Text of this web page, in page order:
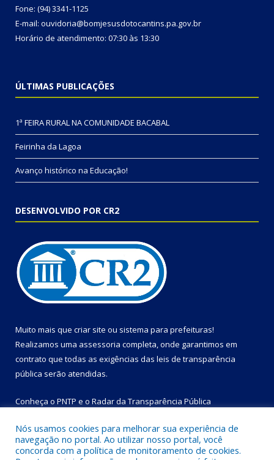
Fone: (94) 3341-1125
E-mail: ouvidoria@bomjesusdotocantins.pa.gov.br
Horário de atendimento: 07:30 às 13:30
ÚLTIMAS PUBLICAÇÕES
1ª FEIRA RURAL NA COMUNIDADE BACABAL
Feirinha da Lagoa
Avanço histórico na Educação!
DESENVOLVIDO POR CR2
Muito mais que criar site ou sistema para prefeituras!
Realizamos uma assessoria completa, onde garantimos em
contrato que todas as exigências das leis de transparência
pública serão atendidas.
Conheça o PNTP e o Radar da Transparência Pública
Nós usamos cookies para melhorar sua experiência de
navegação no portal. Ao utilizar nosso portal, você
concorda com a política de monitoramento de cookies.